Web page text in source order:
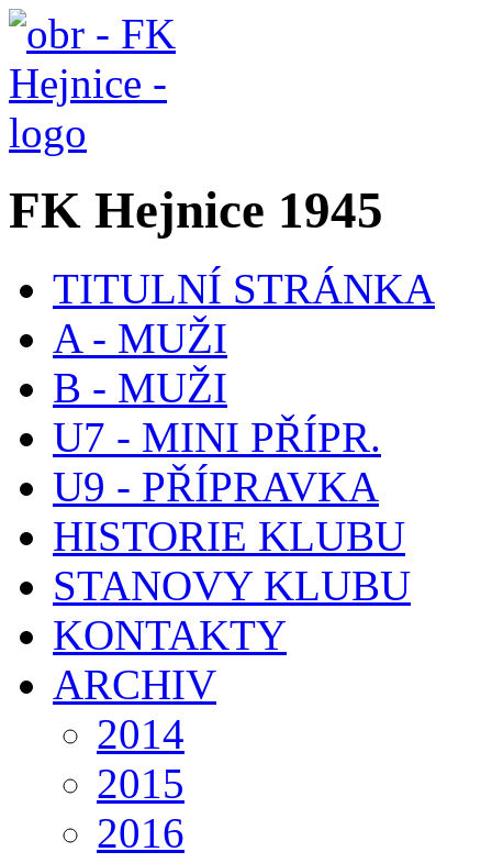
FK Hejnice 1945
TITULNÍ STRÁNKA
A - MUŽI
B - MUŽI
U7 - MINI PŘÍPR.
U9 - PŘÍPRAVKA
HISTORIE KLUBU
STANOVY KLUBU
KONTAKTY
ARCHIV
2014
2015
2016